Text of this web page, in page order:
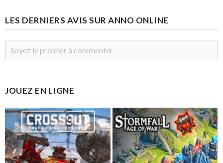
LES DERNIERS AVIS SUR ANNO ONLINE
JOUEZ EN LIGNE